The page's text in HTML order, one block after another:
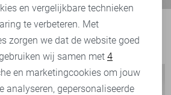
waard
cookies
en vergelijkbare technieken
te verbeteren. Met
zorgen we dat de website goed
wij samen met 4
en marketingcookies om jouw
analyseren, gepersonaliseerde